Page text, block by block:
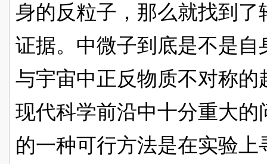
身的反粒子，那么就找到
证据。中微子到底是不是
与宇宙中正反物质不对称
现代科学前沿中十分重大
的一种可行方法是在实验